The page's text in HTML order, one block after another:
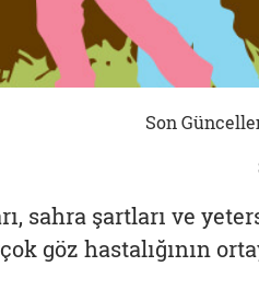
Son
sahra şartları ve
göz hastalığının